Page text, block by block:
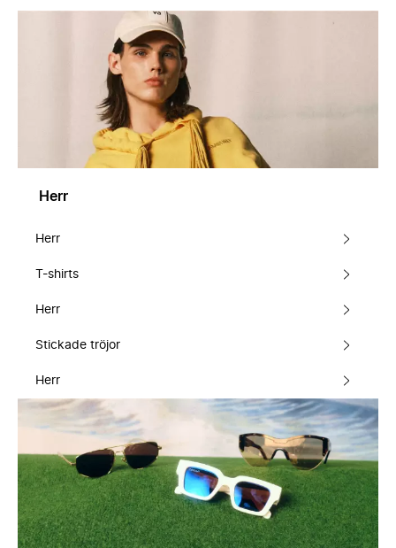
Herr
Herr
T-shirts
Herr
Stickade tröjor
Herr